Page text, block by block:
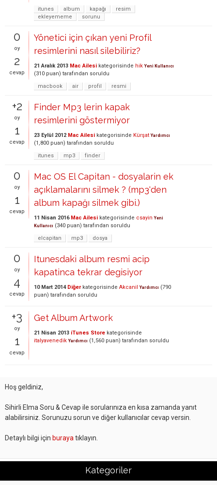
itunes
album kapağı
resim
ekleyememe
sorunu
0
oy
2
cevap
Yönetici için çıkan yeni Profil
resimlerini nasıl silebiliriz?
21 Aralık 2013 Mac Ailesi kategorisinde hik Yeni Kullanıcı
(310 puan) tarafından soruldu
macbook
air profil resmi
+2
oy
1
cevap
Finder Mp3 lerin kapak
resimlerini göstermiyor
23 Eylül 2012 Mac Ailesi kategorisinde Kürşat Yardımcı
(1,800 puan) tarafından soruldu
itunes
mp3 finder
0
oy
1
cevap
Mac OS El Capitan - dosyalarin ek
açıklamalarını silmek ? (mp3'den
album kapağı silmek gibi.)
11 Nisan 2016 Mac Ailesi kategorisinde csayin Yeni
Kullanıcı (340 puan) tarafından soruldu
elcapitan
mp3 dosya
0
oy
4
cevap
Itunesdaki album resmi acip
kapatinca tekrar degisiyor
10 Mart 2014 Diğerkategorisinde Akcanil Yardımcı (790
puan) tarafından soruldu
+3
oy
1
cevap
Get Album Artwork
21 Nisan 2013 iTunes Store kategorisinde
italyavenedik Yardımcı (1,560 puan) tarafından soruldu
Hoş geldiniz,
Sihirli Elma Soru & Cevap ile sorularınıza en kısa zamanda yanıt
alabilirsiniz. Sorunuzu sorun ve diğer kullanıcılar cevap versin.
Detaylı bilgi için buraya tıklayın.
Kategoriler